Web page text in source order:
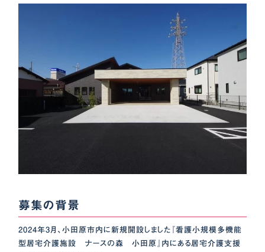
募集の背景
2024年3月、小田原市内に新規開設しました『看護小規模多機能
型居宅介護施設 ナースの森 小田原』内にある居宅介護支援